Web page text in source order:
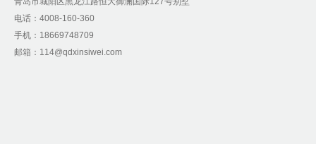
电话：4008-160-360
手机：18669748709
邮箱：114@qdxinsiwei.com